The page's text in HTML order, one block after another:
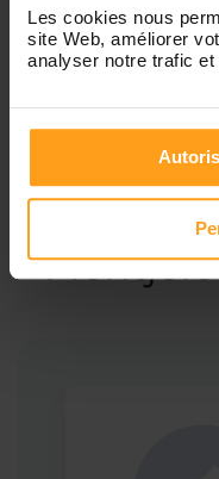
Les cookies nous
site Web, améliorer
analyser notre trafic
Garde d’enfants